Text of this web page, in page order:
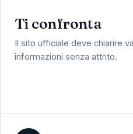
Ti confronta
Il sito ufficiale deve chiarire
informazioni senza attrito.